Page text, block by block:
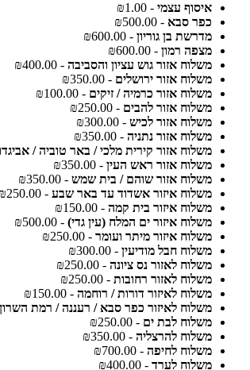
איסוף עצמי - ₪1.00
כפר סבא - ₪500.00
מדרשת בן גוריון - ₪600.00
מצפה רמון - ₪600.00
משלוח אזור גוש עציון והסביבה - ₪400.00
משלוח אזור ירושלים - ₪350.00
משלוח אזור כרמיה / זיקים - ₪100.00
משלוח אזור להבים - ₪250.00
משלוח אזור לכיש - ₪300.00
משלוח אזור נתניה - ₪350.00
משלוח אזור קירית מלכי / באר טוביה /
משלוח אזור ראש העין - ₪350.00
משלוח אזור שוהם / בית שמש - ₪350.00
משלוח איזור אשדוד עד באר שבע - ₪250.00
משלוח איזור בית קמה - ₪150.00
משלוח איזור ים המלח (עין גדי) - ₪500.00
משלוח איזור מיתר ועומר - ₪250.00
משלוח חבל מודיעין - ₪300.00
משלוח לאזור נס ציונה - ₪250.00
משלוח לאזור רחובות - ₪250.00
משלוח לאיזור דורות / רוחמה - ₪150.00
משלוח לאיזור כפר סבא / רעננה / רמת השרון
משלוח לבת ים - ₪250.00
משלוח להרצליה - ₪350.00
משלוח לחיפה - ₪700.00
משלוח לערד - ₪400.00